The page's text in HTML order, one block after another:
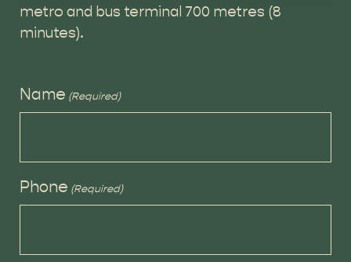
metro and bus terminal 700 metres (8
minutes).
Name (Required)
Phone (Required)